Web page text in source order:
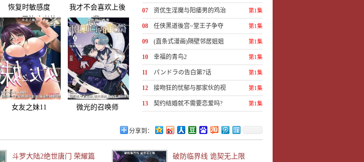
恢复时敏感度
UP↑↑~用治癒者的
特殊技能,让异世界
女子愉悦无双~
我才不会喜欢上後
辈!
女友之妹11 微光的召唤师
契约SEX
07 资优生淫魔与阳痿男的鸡治
同居生活!4
第1集
08 任侠黑道後宫~堂王子争夺
战♂~1
第1集
09 (直条式漫画)隔壁邻居姐姐
的秘密18
第1集
10 幸福的青鸟2 第1集
11 パンドラの告白第7话 第1集
12 接吻狂的忧郁与那家伙的视
线2
第1集
13 契约结婚就不需要恋爱吗? 第1集
分享到：
斗罗大陆2绝世唐门 荣耀篇 破防临界线 诡契无上限